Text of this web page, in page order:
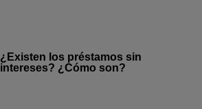
¿Existen los préstamos sin
intereses? ¿Cómo son?